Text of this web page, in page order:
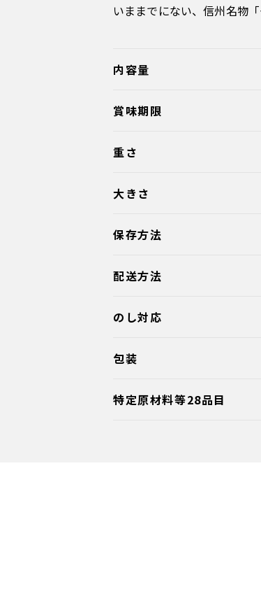
いままでにない、信州名物
内容量
賞味期限
重さ
大きさ
保存方法
配送方法
のし対応
包装
特定原材料等28品目